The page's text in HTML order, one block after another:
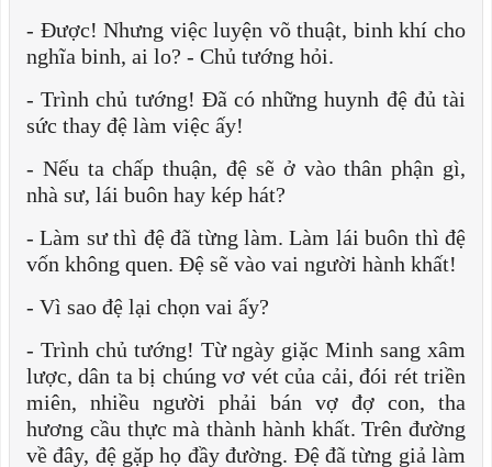
- Được! Nhưng việc luyện võ thuật, binh khí cho
nghĩa binh, ai lo? - Chủ tướng hỏi.
- Trình chủ tướng! Đã có những huynh đệ đủ tài
sức thay đệ làm việc ấy!
- Nếu ta chấp thuận, đệ sẽ ở vào thân phận gì,
nhà sư, lái buôn hay kép hát?
- Làm sư thì đệ đã từng làm. Làm lái buôn thì đệ
vốn không quen. Đệ sẽ vào vai người hành khất!
- Vì sao đệ lại chọn vai ấy?
- Trình chủ tướng! Từ ngày giặc Minh sang xâm
lược, dân ta bị chúng vơ vét của cải, đói rét triền
miên, nhiều người phải bán vợ đợ con, tha
hương cầu thực mà thành hành khất. Trên đường
về đây, đệ gặp họ đầy đường. Đệ đã từng giả làm